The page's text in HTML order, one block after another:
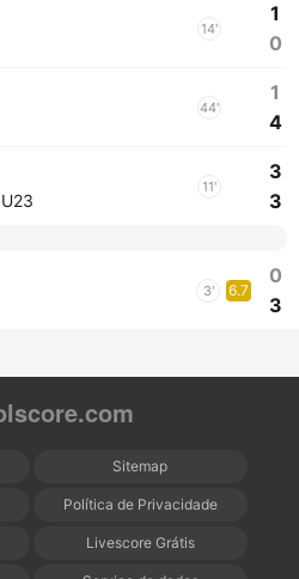
14'
1
0
44'
1
4
11'
3
3
3' 6.7
0
3
Sitemap
Política de Privacidade
Livescore Grátis